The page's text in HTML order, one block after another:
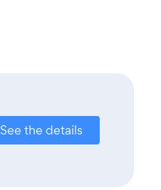
See the details